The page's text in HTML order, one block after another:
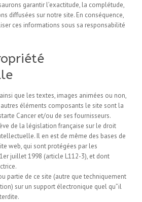
garantir l’exactitude, la complétude,
diffusées sur notre site. En conséquence,
ces informations sous sa responsabilité
que les textes, images animées ou non,
éléments composants le site sont la
Cancer et/ou de ses fournisseurs.
de la législation française sur le droit
Il en est de même des bases de
web, qui sont protégées par les
juillet 1998 (article L112-3), et dont
partie de ce site (autre que techniquement
sur un support électronique quel qu”il